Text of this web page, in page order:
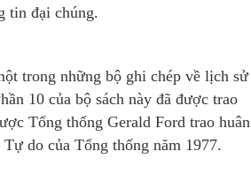
tin đại chúng.
trong những bộ ghi chép về lịch sử
10 của bộ sách này đã được trao
Tổng thống Gerald Ford trao huân
do của Tổng thống năm 1977.